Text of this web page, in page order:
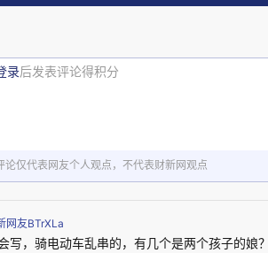
冷，带人、接送两个孩子，并没有低
个孩子，他们该怎么办呢？又到冬
意用电瓶车当主力交通工具呢？
相对较小，那么这种安全管制就应该
定要想到这项政策，还会产生继发
录后发表评论得积分
论仅代表网友个人观点，不代表财新网观点
网友BTrXLa
写，骑电动车乱串的，有几个是两个孩子的娘